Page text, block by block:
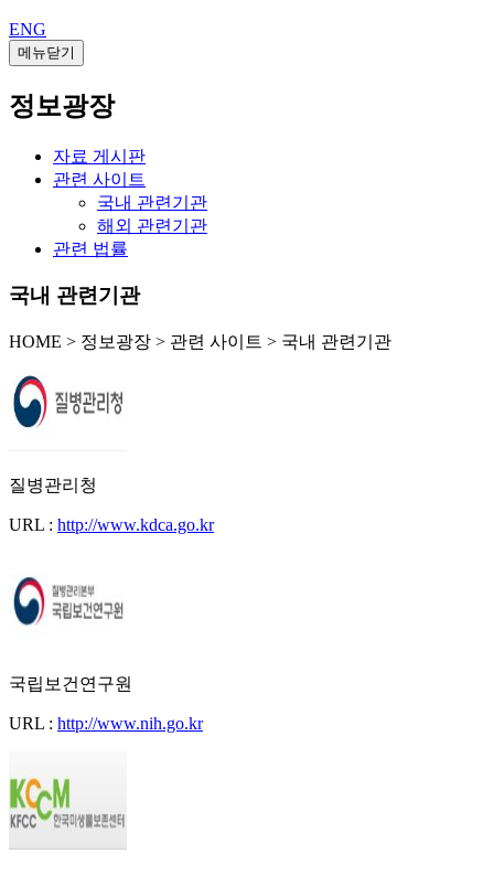
ENG
메뉴닫기
정보광장
자료 게시판
관련 사이트
국내 관련기관
해외 관련기관
관련 법률
국내 관련기관
HOME > 정보광장 > 관련 사이트 > 국내 관련기관
질병관리청
URL : http://www.kdca.go.kr
국립보건연구원
URL : http://www.nih.go.kr